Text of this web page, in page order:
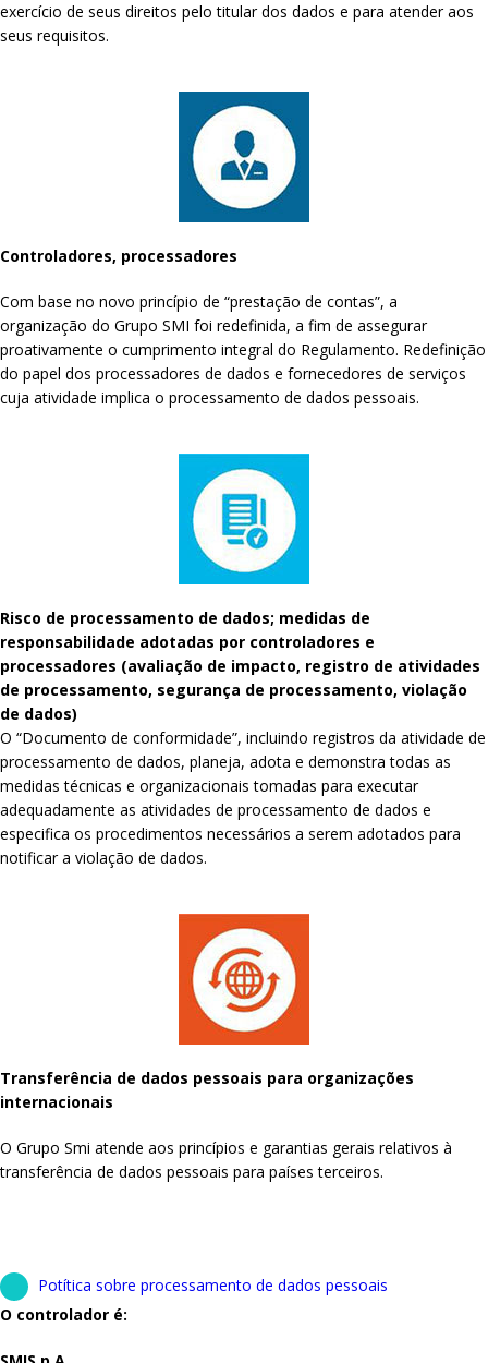
exercício de seus direitos pelo titular dos dados e para atender aos
seus requisitos.
Controladores, processadores
Com base no novo princípio de “prestação de contas”, a
organização do Grupo SMI foi redefinida, a fim de assegurar
proativamente o cumprimento integral do Regulamento. Redefinição
do papel dos processadores de dados e fornecedores de serviços
cuja atividade implica o processamento de dados pessoais.
Risco de processamento de dados; medidas de
responsabilidade adotadas por controladores e
processadores (avaliação de impacto, registro de atividades
de processamento, segurança de processamento, violação
de dados)
O “Documento de conformidade”, incluindo registros da atividade de
processamento de dados, planeja, adota e demonstra todas as
medidas técnicas e organizacionais tomadas para executar
adequadamente as atividades de processamento de dados e
especifica os procedimentos necessários a serem adotados para
notificar a violação de dados.
Transferência de dados pessoais para organizações
internacionais
O Grupo Smi atende aos princípios e garantias gerais relativos à
transferência de dados pessoais para países terceiros.
Potítica sobre processamento de dados pessoais
O controlador é: